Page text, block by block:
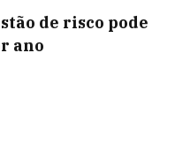
de risco pode
ano